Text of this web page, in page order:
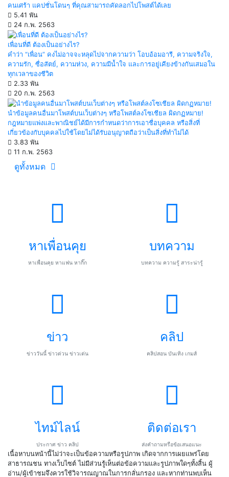
คนเศร้า แคปชั่นโดนๆ ที่คุณสามารถคัดลอกไปโพสต์ได้เลย
5.41 พัน
24 ก.พ. 2563
เพื่อนที่ดี ต้องเป็นอย่างไร?
คำว่า “เพื่อน” คงไม่อาจจะหลุดไปจากความว่า โอบอ้อมอารี, ความจริงใจ,
ความรัก, ซื่อสัตย์, ความห่วง, ความมีน้ำใจ และการอยู่เคียงข้างกันเสมอใน
ทุกเวลาของชีวิต
2.33 พัน
20 ก.พ. 2563
นำข้อมูลคนอื่นมาโพสต์บนเว็บต่างๆ หรือโพสต์ลงโซเชียล ผิดกฏหมาย!
กฎหมายแพ่งและพาณิชย์ได้มีการกำหนดว่าการเอาชื่อบุคคล หรือสิ่งที่
เกี่ยวข้องกับบุคคลไปใช้โดยไม่ได้รับอนุญาตถือว่าเป็นสิ่งที่ทำไม่ได้
3.83 พัน
11 ก.พ. 2563
ดูทั้งหมด
หาเพื่อนคุย
หาเพื่อนคุย หาแฟน หากิ๊ก
บทความ
บทความ ความรู้ สาระน่ารู้
ข่าว
ข่าววันนี้ ข่าวด่วน ข่าวเด่น
คลิป
คลิปสอน บันเทิง เกมส์
ไทม์ไลน์
ประกาศ ข่าว คลิป
ติดต่อเรา
ส่งคำถามหรือข้อเสนอแนะ
เนื้อหาบนหน้านี้ไม่ว่าจะเป็นข้อความหรือรูปภาพ เกิดจากการเผยแพร่โดย
สาธารณชน ทางเว็บไซต์ ไม่มีส่วนรู้เห็นต่อข้อความและรูปภาพใดๆทั้งสิ้น ผู้
อ่าน/ผู้เข้าชมจึงควรใช้วิจารณญาณในการกลั่นกรอง และหากท่านพบเห็น